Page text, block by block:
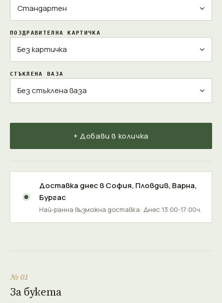
ПОЗДРАВИТЕЛНА КАРТИЧКА
СТЪКЛЕНА ВАЗА
+ Добави в количка
Доставка днес вСофия, Пловдив, Варна,
Бургас
Най-ранна възможна доставка: Днес 13:00-17:00ч.
№ 01
За букета